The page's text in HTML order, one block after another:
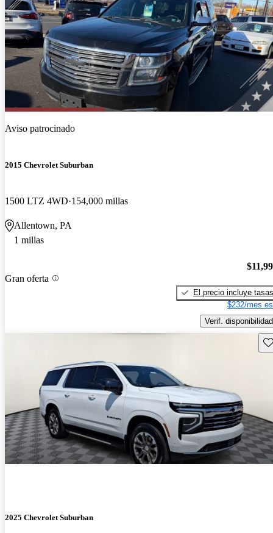
Aviso patrocinado
2015 Chevrolet Suburban
1500 LTZ 4WD 154,000 millas
Allentown, PA
1 millas
Gran oferta
El precio incluye tasas
$232/mes
Verif. disponibilidad
2025 Chevrolet Suburban